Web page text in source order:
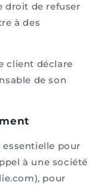
droit de refuser
à des
client déclare
de son
pour
à une société
pour